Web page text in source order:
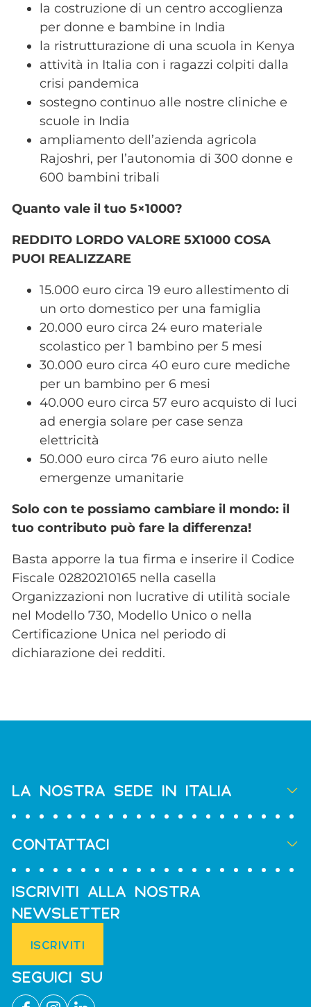
la costruzione di un centro accoglienza
per donne e bambine in India
la ristrutturazione di una scuola in Kenya
attività in Italia con i ragazzi colpiti dalla
crisi pandemica
sostegno continuo alle nostre cliniche e
scuole in India
ampliamento dell’azienda agricola
Rajoshri, per l’autonomia di 300 donne e
600 bambini tribali
Quanto vale il tuo 5×1000?
REDDITO LORDO VALORE 5X1000 COSA
PUOI REALIZZARE
15.000 euro circa 19 euro allestimento di
un orto domestico per una famiglia
20.000 euro circa 24 euro materiale
scolastico per 1 bambino per 5 mesi
30.000 euro circa 40 euro cure mediche
per un bambino per 6 mesi
40.000 euro circa 57 euro acquisto di luci
ad energia solare per case senza
elettricità
50.000 euro circa 76 euro aiuto nelle
emergenze umanitarie
Solo con te possiamo cambiare il mondo: il
tuo contributo può fare la differenza!
Basta apporre la tua firma e inserire il Codice
Fiscale 02820210165 nella casella
Organizzazioni non lucrative di utilità sociale
nel Modello 730, Modello Unico o nella
Certificazione Unica nel periodo di
dichiarazione dei redditi.
LA NOSTRA SEDE IN ITALIA
CONTATTACI
ISCRIVITI ALLA NOSTRA
NEWSLETTER
ISCRIVITI
SEGUICI SU